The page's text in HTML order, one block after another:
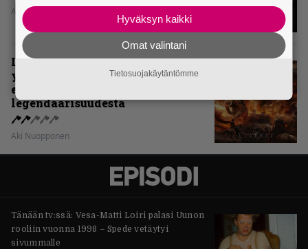
Aki Nuopponen
Levyarvio: Sabaton on
yhdennellätoista albumillaan
erittäin kaukana
legendaarisuudesta
Aki Nuopponen
Tänään tv:ssä: Vesa-Matti Loiri palasi Uunon
rooliin vuonna 1998 – Spede vetäytyi
sivummalle
Hyväksyn kaikki
Omat valintani
Tietosuojakäytäntömme